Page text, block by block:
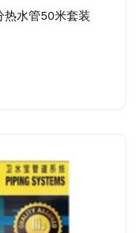
热水管50米套装